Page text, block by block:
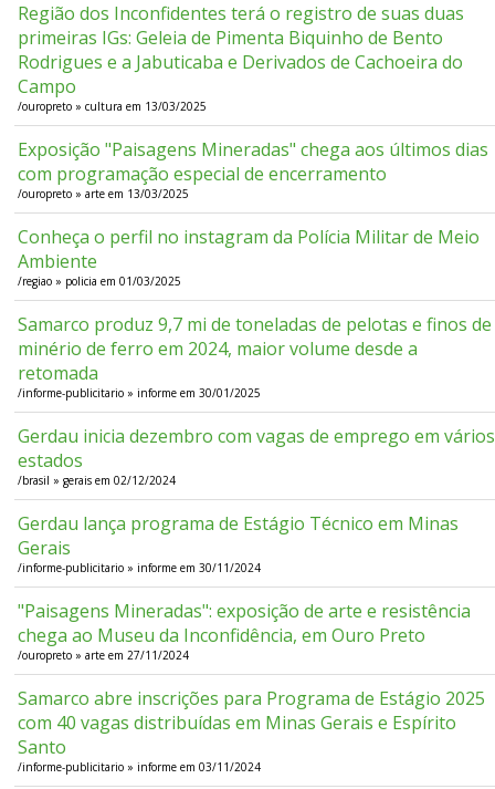
Região dos Inconfidentes terá o registro de suas duas
primeiras IGs: Geleia de Pimenta Biquinho de Bento
Rodrigues e a Jabuticaba e Derivados de Cachoeira do
Campo
/ouropreto » cultura em 13/03/2025
Exposição "Paisagens Mineradas" chega aos últimos dias
com programação especial de encerramento
/ouropreto » arte em 13/03/2025
Conheça o perfil no instagram da Polícia Militar de Meio
Ambiente
/regiao » policia em 01/03/2025
Samarco produz 9,7 mi de toneladas de pelotas e finos de
minério de ferro em 2024, maior volume desde a
retomada
/informe-publicitario » informe em 30/01/2025
Gerdau inicia dezembro com vagas de emprego em vários
estados
/brasil » gerais em 02/12/2024
Gerdau lança programa de Estágio Técnico em Minas
Gerais
/informe-publicitario » informe em 30/11/2024
"Paisagens Mineradas": exposição de arte e resistência
chega ao Museu da Inconfidência, em Ouro Preto
/ouropreto » arte em 27/11/2024
Samarco abre inscrições para Programa de Estágio 2025
com 40 vagas distribuídas em Minas Gerais e Espírito
Santo
/informe-publicitario » informe em 03/11/2024